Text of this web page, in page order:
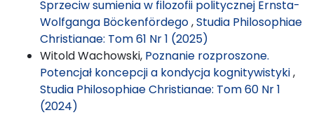
Sprzeciw sumienia w filozofii politycznej Ernsta-
Wolfganga Böckenfördego,Studia Philosophiae
Christianae: Tom 61 Nr 1 (2025)
Witold Wachowski, Poznanie rozproszone.
Potencjał koncepcji a kondycja kognitywistyki,
Studia Philosophiae Christianae: Tom 60 Nr 1
(2024)